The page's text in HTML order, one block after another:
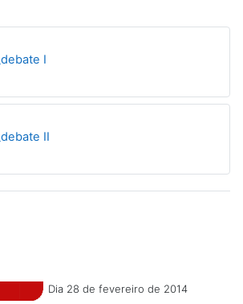
I
II
Dia 28 de fevereiro de 2014